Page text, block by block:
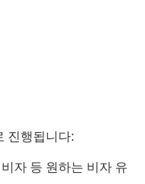
진행됩니다:
자 등 원하는 비자 유